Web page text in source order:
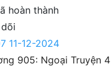
hoàn thành
11-12-2024
905: Ngoại Truyện 4